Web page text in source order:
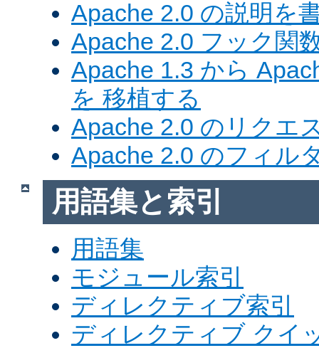
Apache 2.0 の説明を
Apache 2.0 フック関
Apache 1.3 から
を 移植する
Apache 2.0 のリクエ
Apache 2.0 のフィル
用語集と索引
用語集
モジュール索引
ディレクティブ索引
ディレクティブ クイ